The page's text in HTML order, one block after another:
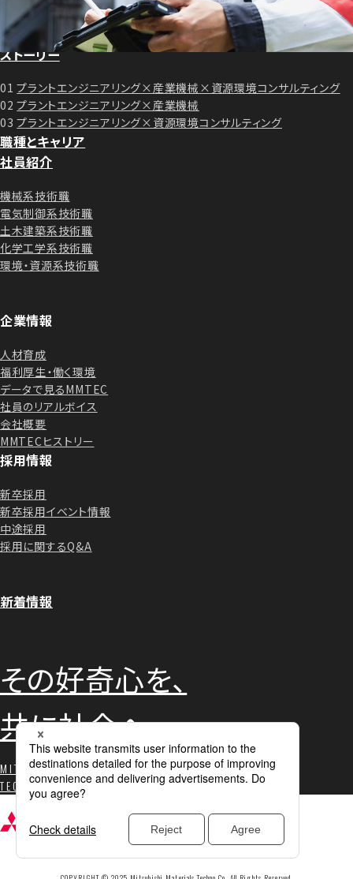
プロジェクト
ストーリー
01 プラントエンジニアリング×産業機械×資源環境コンサルティング
02 プラントエンジニアリング×産業機械
03 プラントエンジニアリング×資源環境コンサルティング
職種とキャリア
社員紹介
機械系技術職
電気制御系技術職
土木建築系技術職
化学工学系技術職
環境・資源系技術職
企業情報
人材育成
福利厚生・働く環境
データで見るMMTEC
社員のリアルボイス
会社概要
MMTECヒストリー
採用情報
新卒採用
新卒採用イベント情報
中途採用
採用に関するQ&A
新着情報
その好奇心を、
共に社会へ。
MITSUBISHI MATERIALS
TECHNO RECRUITING